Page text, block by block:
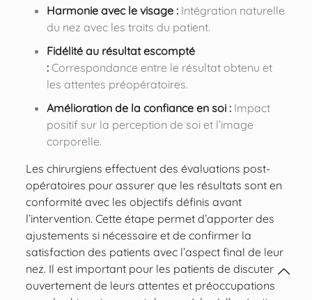
Harmonie avec le visage :Intégration naturelle
du nez avec les traits du patient.
Fidélité au résultat escompté
:Correspondance entre le résultat obtenu et
les attentes préopératoires.
Amélioration de la confiance en soi:Impact
positif sur la perception de soi et l’image
corporelle.
Les chirurgiens effectuent des évaluations post-
opératoires pour assurer que les résultats sont en
conformité avec les objectifs définis avant
l’intervention. Cette étape permet d’apporter des
ajustements si nécessaire et de confirmer la
satisfaction des patients avec l’aspect final de leur
nez. Il est important pour les patients de discuter
ouvertement de leurs attentes et préoccupations